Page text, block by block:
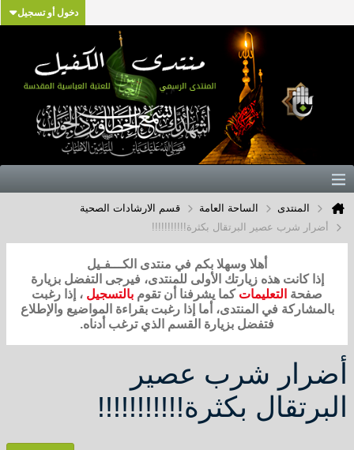
دخول أو تسجيل
المنتدى الساحة العامة
قسم الارشادات الصحية
أضرار شرب عصير البرتقال بكثرة!!!!!!!!!!!
أهلا وسهلا بكم في منتدى الكـــفـيل
إذا كانت هذه زيارتك الأولى للمنتدى، فيرجى التفضل بزيارة
صفحة التعليمات كما يشرفنا أن تقوم بالتسجيل ، إذا رغبت
بالمشاركة في المنتدى، أما إذا رغبت بقراءة المواضيع والإطلاع
فتفضل بزيارة القسم الذي ترغب أدناه.
أضرار شرب عصير
البرتقال بكثرة!!!!!!!!!!!